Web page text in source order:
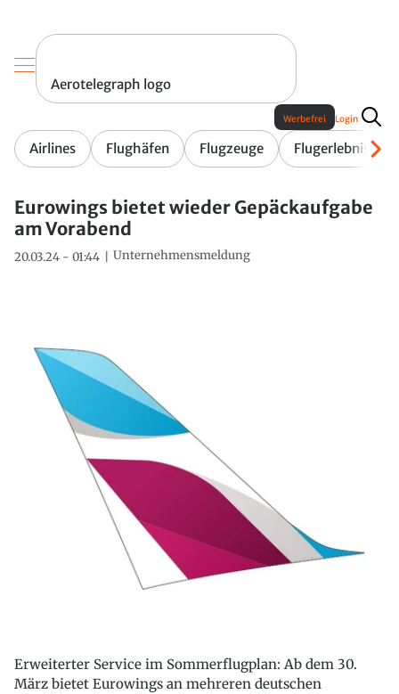
Aerotelegraph logo
Airlines Flughäfen Flugzeuge Flugerlebnis
Werbefrei Login
Eurowings bietet wieder Gepäckaufgabe
am Vorabend
20.03.24 - 01:44 Unternehmensmeldung
Erweiterter Service im Sommerflugplan: Ab dem 30.
März bietet Eurowings an mehreren deutschen